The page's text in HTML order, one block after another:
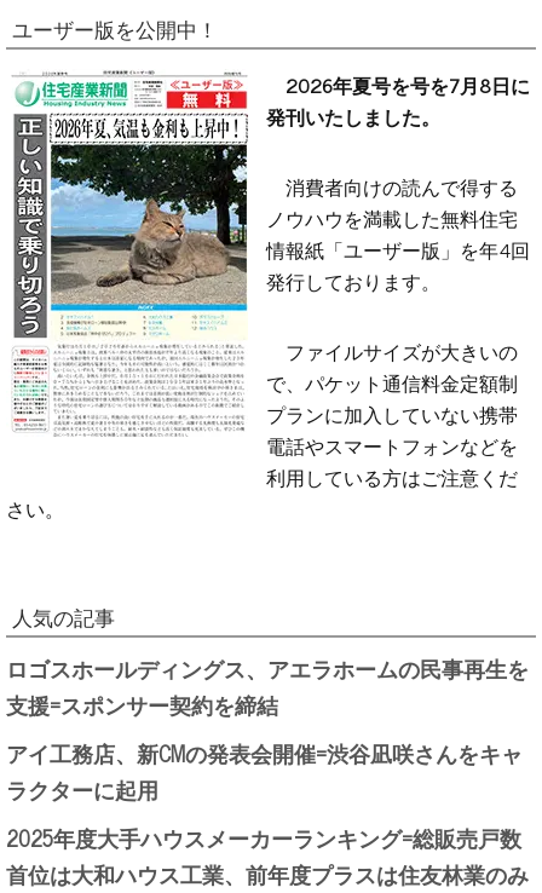
ユーザー版を公開中！
2026年夏号を号を7月8日に
発刊いたしました。
消費者向けの読んで得する
ノウハウを満載した無料住宅
情報紙「ユーザー版」を年4回
発行しております。
ファイルサイズが大きいの
で、パケット通信料金定額制
プランに加入していない携帯
電話やスマートフォンなどを
利用している方はご注意くだ
さい。
人気の記事
ロゴスホールディングス、アエラホームの民事再生を
支援=スポンサー契約を締結
アイ工務店、新CMの発表会開催=渋谷凪咲さんをキャ
ラクターに起用
2025年度大手ハウスメーカーランキング=総販売戸数
首位は大和ハウス工業、前年度プラスは住友林業のみ